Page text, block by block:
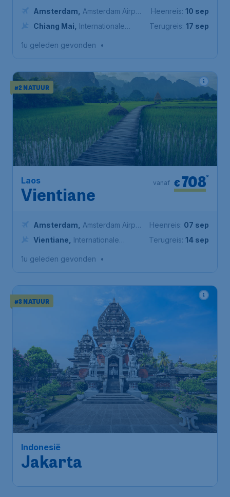
Amsterdam
Amsterdam Airport
Schiphol
Chiang Mai
Internationale
Heenreis: 10 sep
Terugreis: 17 sep
1u geleden gevonden •
#2 NATUUR
Laos
Vientiane
€708*
vanaf
Amsterdam
Amsterdam Airport
Schiphol
Vientiane
Internationale
Heenreis: 07 sep
Terugreis: 14 sep
1u geleden gevonden •
#3 NATUUR
Indonesië
Jakarta
€499*
vanaf
Schiphol
Jakarta
luchthaven Soekarno-Hatta